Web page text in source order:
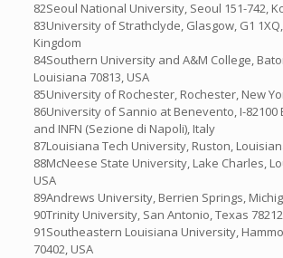
82Seoul National University, Seoul 151-742,
83University of Strathclyde, Glasgow, G1
Kingdom
84Southern University and A&M College,
Louisiana 70813, USA
85University of Rochester, Rochester, New
86University of Sannio at Benevento, I-82100
and INFN (Sezione di Napoli), Italy
87Louisiana Tech University, Ruston,
88McNeese State University, Lake Charles,
USA
89Andrews University, Berrien Springs,
90Trinity University, San Antonio, Texas
91Southeastern Louisiana University,
70402, USA